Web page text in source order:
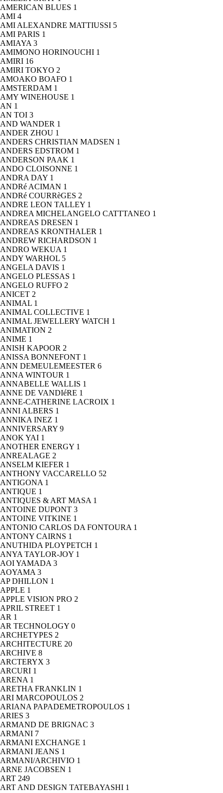
AMERICAN BLUES 1
AMI 4
AMI ALEXANDRE MATTIUSSI 5
AMI PARIS 1
AMIAYA 3
AMIMONO HORINOUCHI 1
AMIRI 16
AMIRI TOKYO 2
AMOAKO BOAFO 1
AMSTERDAM 1
AMY WINEHOUSE 1
AN 1
AN TOI 3
AND WANDER 1
ANDER ZHOU 1
ANDERS CHRISTIAN MADSEN 1
ANDERS EDSTROM 1
ANDERSON PAAK 1
ANDO CLOISONNE 1
ANDRA DAY 1
ANDRé ACIMAN 1
ANDRé COURRèGES 2
ANDRE LEON TALLEY 1
ANDREA MICHELANGELO CATTTANEO 1
ANDREAS DRESEN 1
ANDREAS KRONTHALER 1
ANDREW RICHARDSON 1
ANDRO WEKUA 1
ANDY WARHOL 5
ANGELA DAVIS 1
ANGELO PLESSAS 1
ANGELO RUFFO 2
ANICET 2
ANIMAL 1
ANIMAL COLLECTIVE 1
ANIMAL JEWELLERY WATCH 1
ANIMATION 2
ANIME 1
ANISH KAPOOR 2
ANISSA BONNEFONT 1
ANN DEMEULEMEESTER 6
ANNA WINTOUR 1
ANNABELLE WALLIS 1
ANNE DE VANDIéRE 1
ANNE-CATHERINE LACROIX 1
ANNI ALBERS 1
ANNIKA INEZ 1
ANNIVERSARY 9
ANOK YAI 1
ANOTHER ENERGY 1
ANREALAGE 2
ANSELM KIEFER 1
ANTHONY VACCARELLO 52
ANTIGONA 1
ANTIQUE 1
ANTIQUES & ART MASA 1
ANTOINE DUPONT 3
ANTOINE VITKINE 1
ANTONIO CARLOS DA FONTOURA 1
ANTONY CAIRNS 1
ANUTHIDA PLOYPETCH 1
ANYA TAYLOR-JOY 1
AOI YAMADA 3
AOYAMA 3
AP DHILLON 1
APPLE 1
APPLE VISION PRO 2
APRIL STREET 1
AR 1
AR TECHNOLOGY 0
ARCHETYPES 2
ARCHITECTURE 20
ARCHIVE 8
ARCTERYX 3
ARCURI 1
ARENA 1
ARETHA FRANKLIN 1
ARI MARCOPOULOS 2
ARIANA PAPADEMETROPOULOS 1
ARIES 3
ARMAND DE BRIGNAC 3
ARMANI 7
ARMANI EXCHANGE 1
ARMANI JEANS 1
ARMANI/ARCHIVIO 1
ARNE JACOBSEN 1
ART 249
ART AND DESIGN TATEBAYASHI 1